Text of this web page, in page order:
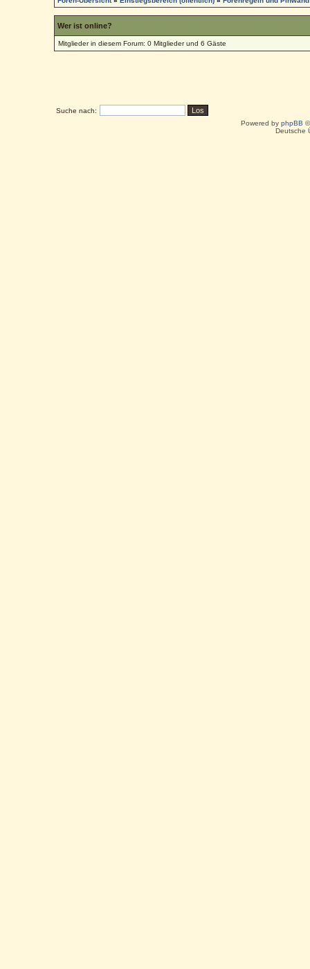
Wer ist online?
Mitglieder in diesem Forum: 0 Mitglieder und 6 Gäste
Suche nach:
Powered by phpBB
Deutsche